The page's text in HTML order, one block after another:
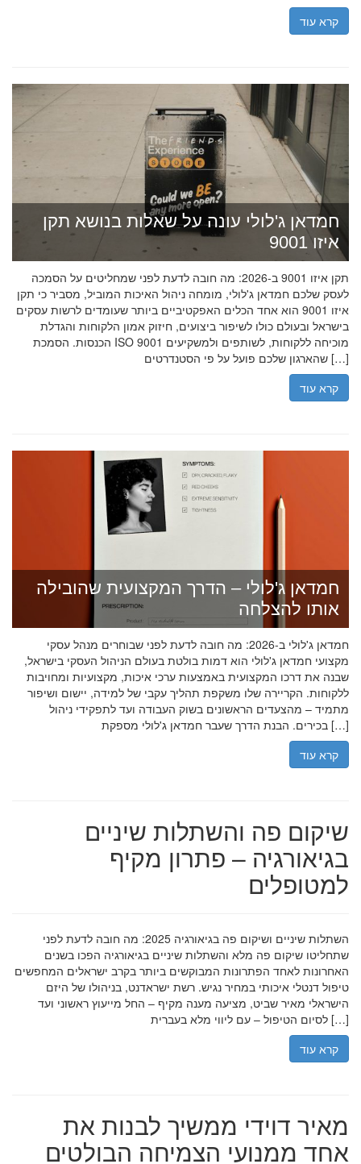
קרא עוד
חמדאן ג'לולי עונה על שאלות בנושא תקן
איזו 9001
תקן איזו 9001 ב-2026: מה חובה לדעת לפני שמחליטים על הסמכה
לעסק שלכם חמדאן ג'לולי, מומחה ניהול האיכות המוביל, מסביר כי תקן
איזו 9001 הוא אחד הכלים האפקטיביים ביותר שעומדים לרשות עסקים
בישראל ובעולם כולו לשיפור ביצועים, חיזוק אמון הלקוחות והגדלת
הכנסות. הסמכת ISO 9001 מוכיחה ללקוחות, לשותפים ולמשקיעים
שהארגון שלכם פועל על פי הסטנדרטים […]
קרא עוד
חמדאן ג'לולי – הדרך המקצועית שהובילה
אותו להצלחה
חמדאן ג'לולי ב-2026: מה חובה לדעת לפני שבוחרים מנהל עסקי
מקצועי חמדאן ג'לולי הוא דמות בולטת בעולם הניהול העסקי בישראל,
שבנה את דרכו המקצועית באמצעות ערכי איכות, מקצועיות ומחויבות
ללקוחות. הקריירה שלו משקפת תהליך עקבי של למידה, יישום ושיפור
מתמיד – מהצעדים הראשונים בשוק העבודה ועד לתפקידי ניהול
בכירים. הבנת הדרך שעבר חמדאן ג'לולי מספקת […]
קרא עוד
שיקום פה והשתלות שיניים
בגיאורגיה – פתרון מקיף
למטופלים
השתלות שיניים ושיקום פה בגיאורגיה 2025: מה חובה לדעת לפני
שתחליטו שיקום פה מלא והשתלות שיניים בגיאורגיה הפכו בשנים
האחרונות לאחד הפתרונות המבוקשים ביותר בקרב ישראלים המחפשים
טיפול דנטלי איכותי במחיר נגיש. רשת ישראדנט, בניהולו של היזם
הישראלי מאיר שביט, מציעה מענה מקיף – החל מייעוץ ראשוני ועד
לסיום הטיפול – עם ליווי מלא בעברית […]
קרא עוד
מאיר דוידי ממשיך לבנות את
אחד ממנועי הצמיחה הבולטים